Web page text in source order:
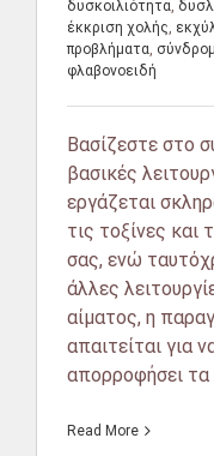
δυσκοιλιότητα
έκκριση χολής
προβλήματα
φλαβονοειδή
Βασίζεστε στο
βασικές
εργάζεται
τις τοξίνες
σας, ενώ
άλλες
αίματος, η
απαιτείται για
απορροφήσει τα
Read More